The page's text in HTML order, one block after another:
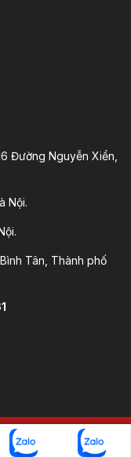
Đường Nguyễn Xiển,
Nội.
Tân, Thành phố
& SẢN XUẤT BAO